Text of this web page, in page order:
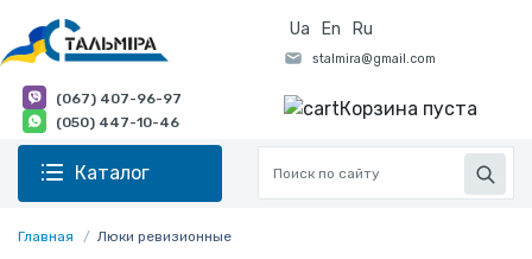
Ua En Ru
(067) 407-96-97
(050) 447-10-46
Корзина пуста
Каталог
Главная Люки ревизионные